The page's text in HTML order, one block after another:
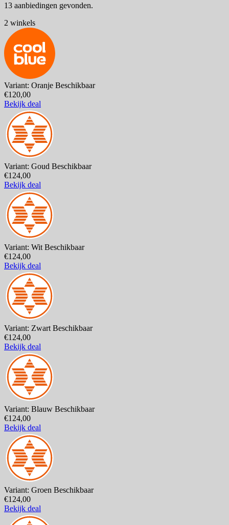
13 aanbiedingen gevonden.
2 winkels
Variant: Oranje Beschikbaar
€120,00
Bekijk deal
Variant: Goud Beschikbaar
€124,00
Bekijk deal
Variant: Wit Beschikbaar
€124,00
Bekijk deal
Variant: Zwart Beschikbaar
€124,00
Bekijk deal
Variant: Blauw Beschikbaar
€124,00
Bekijk deal
Variant: Groen Beschikbaar
€124,00
Bekijk deal